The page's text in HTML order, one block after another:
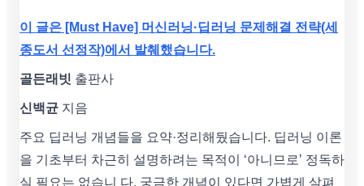
이 글은 [Must Have] 머신러닝·딥러닝 문제해결 전략(세
종도서 선정작)에서 발췌했습니다.
골든래빗 출판사
신백균 지음
주요 딥러닝 개념들을 요약·정리해뒀습니다. 딥러닝 이론
을 기초부터 차근히 설명하려는 목적이 ‘아니므로’ 정독하
실 필요는 없습니 다. 궁금한 개념이 있다면 가볍게 살펴